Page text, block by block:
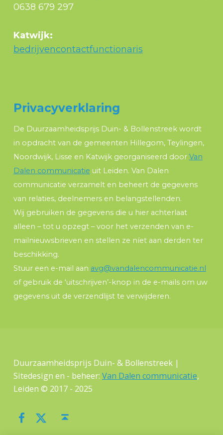
0638 679 297
Katwijk:
bedrijvencontactfunctionaris
Privacyverklaring
De Duurzaamheidsprijs Duin- & Bollenstreek wordt
in opdracht van de gemeenten Hillegom, Teylingen,
Noordwijk, Lisse en Katwijk georganiseerd door Van
Dalen communicatie uit Leiden. Van Dalen
communicatie verzamelt en beheert de gegevens
van relaties, deelnemers en belangstellenden.
Wij gebruiken de gegevens die u hier achterlaat
alleen – tot u opzegt – voor het verzenden van e-
mailnieuwsbrieven en stellen ze níet aan derden ter
beschikking.
Stuur een e-mail aan avg@vandalencommunicatie.nl
of gebruik de ‘uitschrijven’-knop in de e-mails om uw
gegevens uit de verzendlijst te verwijderen.
Duurzaamheidsprijs Duin- & Bollenstreek |
Sitedesign en - beheer: Van Dalen communicatie,
Leiden © 2017 - 2025
Facebook